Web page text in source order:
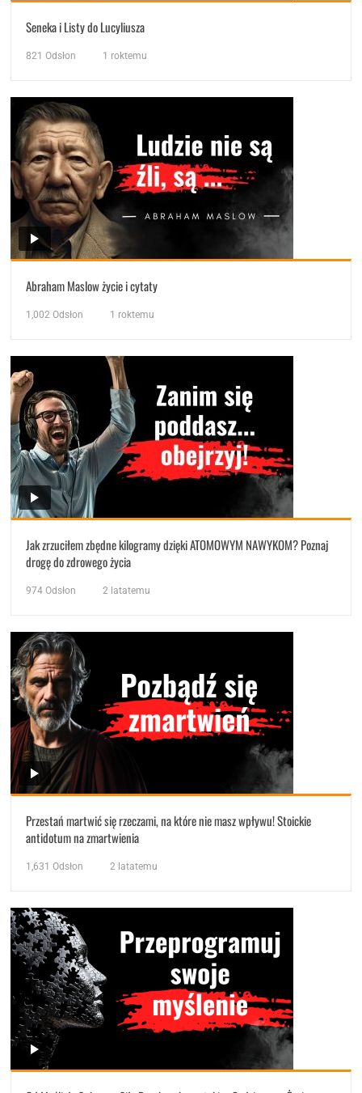
Seneka i Listy do Lucyliusza
821 Odsłon 1 roktemu
Abraham Maslow życie i cytaty
1,002 Odsłon 1 roktemu
Jak zrzuciłem zbędne kilogramy dzięki ATOMOWYM NAWYKOM? Poznaj
drogę do zdrowego życia
974 Odsłon 2 latatemu
Przestań martwić się rzeczami, na które nie masz wpływu! Stoickie
antidotum na zmartwienia
1,631 Odsłon 2 latatemu